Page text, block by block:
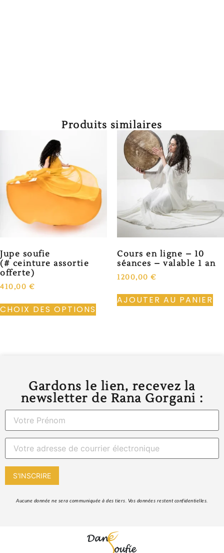
Produits similaires
Jupe soufie
(# ceinture assortie
offerte)
410,00 €
CHOIX DES OPTIONS
Cours en ligne – 10
séances – valable 1 an
1200,00 €
AJOUTER AU PANIER
Gardons le lien, recevez la
newsletter de Rana Gorgani :